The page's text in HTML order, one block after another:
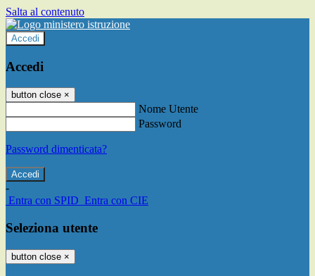
Salta al contenuto
Accedi
Accedi
button close ×
Nome Utente
Password
Password dimenticata?
-
Entra con SPID Entra con CIE
Seleziona utente
button close ×